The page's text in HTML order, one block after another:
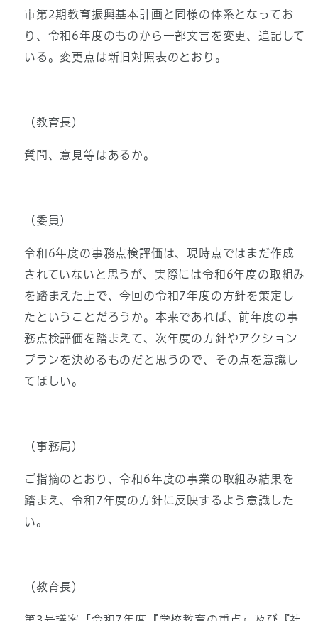
市第2期教育振興基本計画と同様の体系となってお
り、令和6年度のものから一部文言を変更、追記して
いる。変更点は新旧対照表のとおり。
（教育長）
質問、意見等はあるか。
（委員）
令和6年度の事務点検評価は、現時点ではまだ作成
されていないと思うが、実際には令和6年度の取組み
を踏まえた上で、今回の令和7年度の方針を策定し
たということだろうか。本来であれば、前年度の事
務点検評価を踏まえて、次年度の方針やアクション
プランを決めるものだと思うので、その点を意識し
てほしい。
（事務局）
ご指摘のとおり、令和6年度の事業の取組み結果を
踏まえ、令和7年度の方針に反映するよう意識した
い。
（教育長）